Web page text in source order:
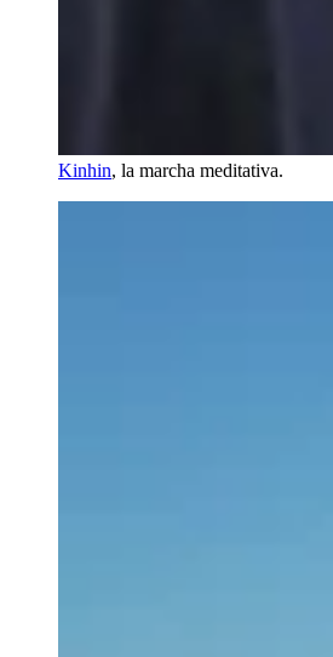
Kinhin, la marcha meditativa.